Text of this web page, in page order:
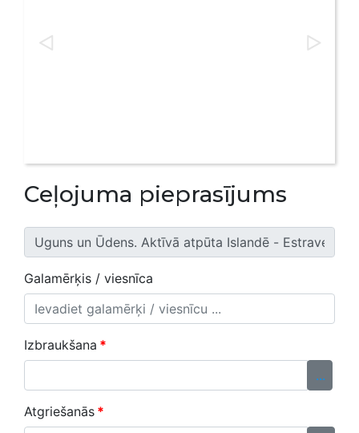
Ceļojuma pieprasījums
Galamērķis / viesnīca
Izbraukšana *
...
Atgriešanās *